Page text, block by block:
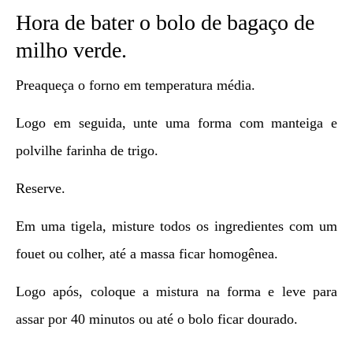
Hora de bater o bolo de bagaço de
milho verde.
Preaqueça o forno em temperatura média.
Logo em seguida, unte uma forma com manteiga e
polvilhe farinha de trigo.
Reserve.
Em uma tigela, misture todos os ingredientes com um
fouet ou colher, até a massa ficar homogênea.
Logo após, coloque a mistura na forma e leve para
assar por 40 minutos ou até o bolo ficar dourado.